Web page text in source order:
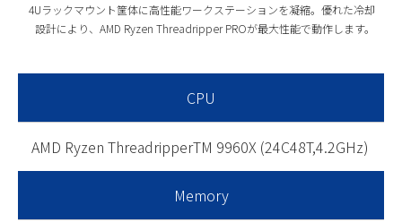
4Uラックマウント筐体に高性能ワークステーションを凝縮。優れた冷却
設計により、AMD Ryzen Threadripper PROが最大性能で動作します。
CPU
AMD Ryzen ThreadripperTM 9960X (24C48T,4.2GHz)
Memory